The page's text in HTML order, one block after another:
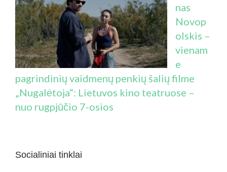
nas
Novop
olskis –
vienam
e
pagrindinių vaidmenų penkių šalių filme
„Nugalėtoja“: Lietuvos kino teatruose –
nuo rugpjūčio 7-osios
Socialiniai tinklai